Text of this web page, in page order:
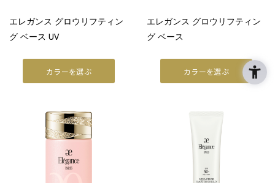
ファンデーション
TOOL
ブラッシュ
エレガンス グロウリフティン
グ ベース UV
カラーを選ぶ
エレガンス グロウリフティン
グ ベース
カラーを選ぶ